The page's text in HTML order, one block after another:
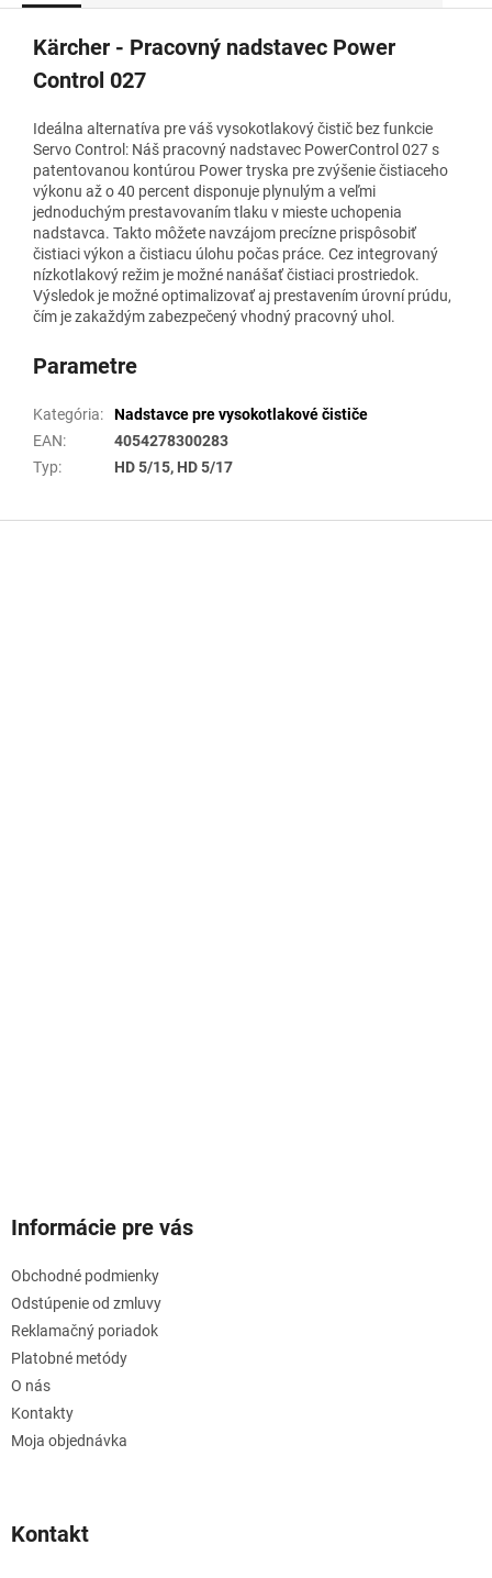
Kärcher - Pracovný nadstavec Power
Control 027
Ideálna alternatíva pre váš vysokotlakový čistič bez funkcie
Servo Control: Náš pracovný nadstavec PowerControl 027 s
patentovanou kontúrou Power tryska pre zvýšenie čistiaceho
výkonu až o 40 percent disponuje plynulým a veľmi
jednoduchým prestavovaním tlaku v mieste uchopenia
nadstavca. Takto môžete navzájom precízne prispôsobiť
čistiaci výkon a čistiacu úlohu počas práce. Cez integrovaný
nízkotlakový režim je možné nanášať čistiaci prostriedok.
Výsledok je možné optimalizovať aj prestavením úrovní prúdu,
čím je zakaždým zabezpečený vhodný pracovný uhol.
Parametre
Kategória:
Nadstavce pre vysokotlakové čističe
EAN:
4054278300283
Typ: HD 5/15, HD 5/17
Informácie pre vás
Obchodné podmienky
Odstúpenie od zmluvy
Reklamačný poriadok
Platobné metódy
O nás
Kontakty
Moja objednávka
Kontakt